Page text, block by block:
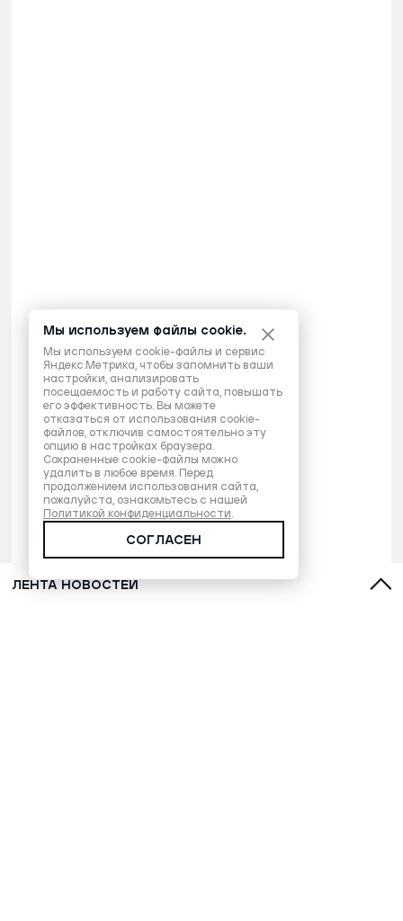
ЛЕНТА НОВОСТЕЙ
Мы используем файлы cookie.
Мы используем cookie-файлы и сервис
Яндекс.Метрика, чтобы запомнить ваши
настройки, анализировать
посещаемость и работу сайта, повышать
его эффективность. Вы можете
отказаться от использования cookie-
файлов, отключив самостоятельно эту
опцию в настройках браузера.
Сохраненные cookie-файлы можно
удалить в любое время. Перед
продолжением использования сайта,
пожалуйста, ознакомьтесь с нашей
Политикой конфиденциальности.
СОГЛАСЕН